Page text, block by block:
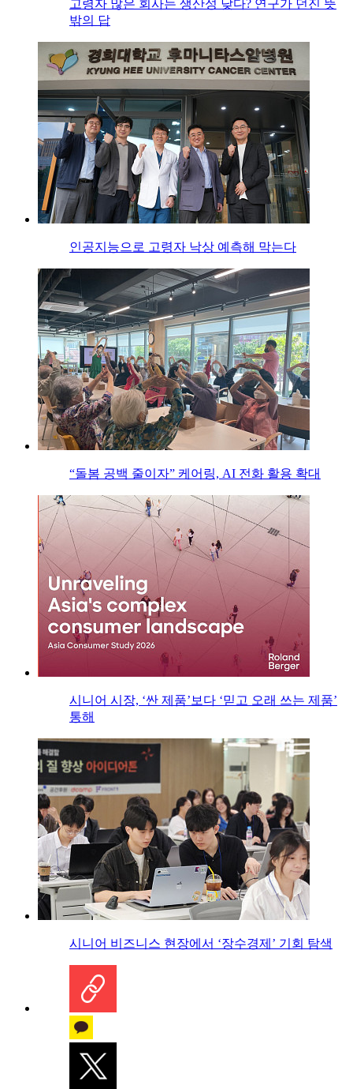
고령자 많은 회사는 생산성 낮다? 연구가 던진 뜻
밖의 답
인공지능으로 고령자 낙상 예측해 막는다
“돌봄 공백 줄이자” 케어링, AI 전화 활용 확대
시니어 시장, ‘싼 제품’보다 ‘믿고 오래 쓰는 제품’
통해
시니어 비즈니스 현장에서 ‘장수경제’ 기회 탐색